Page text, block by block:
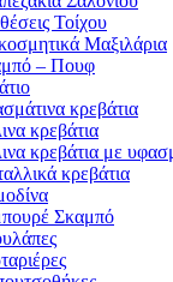
Τοίχου
Μαξιλάρια
– Πουφ
κρεβάτια
κρεβάτια
κρεβάτια με
κρεβάτια
Σκαμπό